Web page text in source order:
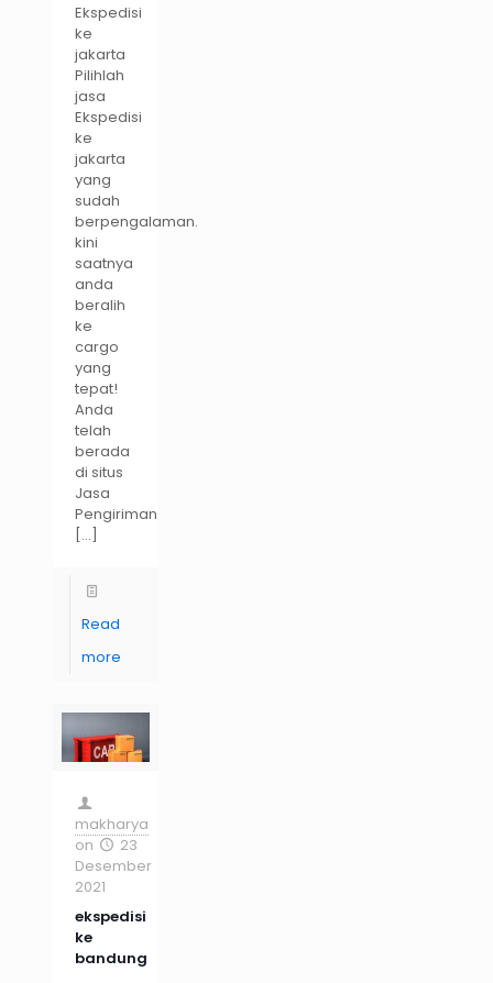
Ekspedisi
ke
jakarta
Pilihlah
jasa
Ekspedisi
ke
jakarta
yang
sudah
berpengalaman.
kini
saatnya
anda
beralih
ke
cargo
yang
tepat!
Anda
telah
berada
di situs
Jasa
Pengiriman
[…]
Read
more
makharya
on
23
Desember
2021
ekspedisi
ke
bandung